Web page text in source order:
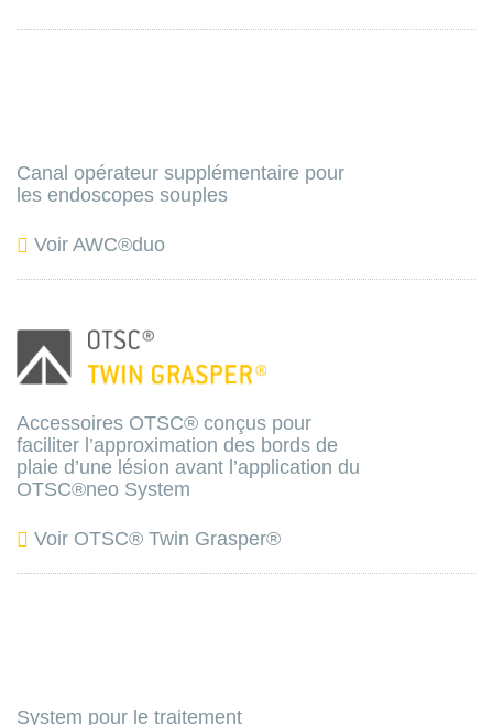
Canal opérateur supplémentaire pour
les endoscopes souples
Voir AWC®duo
Accessoires OTSC® conçus pour
faciliter l’approximation des bords de
plaie d’une lésion avant l’application du
OTSC®neo System
Voir OTSC® Twin Grasper®
System pour le traitement